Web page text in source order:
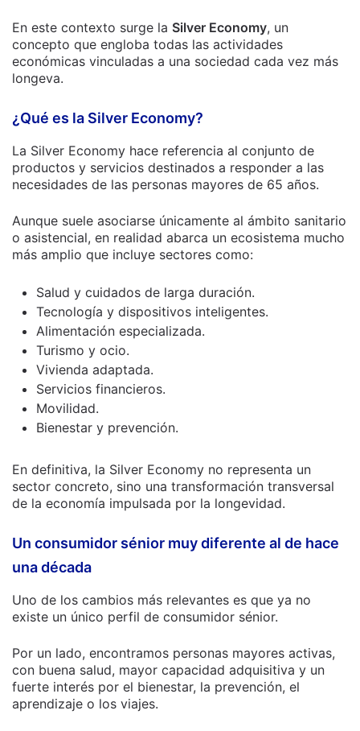
En este contexto surge la Silver Economy, un
concepto que engloba todas las actividades
económicas vinculadas a una sociedad cada vez más
longeva.
¿Qué es la Silver Economy?
La Silver Economy hace referencia al conjunto de
productos y servicios destinados a responder a las
necesidades de las personas mayores de 65 años.
Aunque suele asociarse únicamente al ámbito sanitario
o asistencial, en realidad abarca un ecosistema mucho
más amplio que incluye sectores como:
Salud y cuidados de larga duración.
Tecnología y dispositivos inteligentes.
Alimentación especializada.
Turismo y ocio.
Vivienda adaptada.
Servicios financieros.
Movilidad.
Bienestar y prevención.
En definitiva, la Silver Economy no representa un
sector concreto, sino una transformación transversal
de la economía impulsada por la longevidad.
Un consumidor sénior muy diferente al de hace
una década
Uno de los cambios más relevantes es que ya no
existe un único perfil de consumidor sénior.
Por un lado, encontramos personas mayores activas,
con buena salud, mayor capacidad adquisitiva y un
fuerte interés por el bienestar, la prevención, el
aprendizaje o los viajes.